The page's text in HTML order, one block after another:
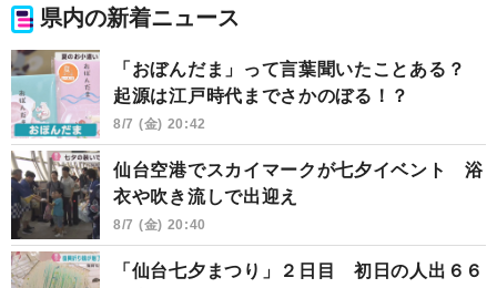
県内の新着ニュース
「おぼんだま」って言葉聞いたことある？
起源は江戸時代までさかのぼる！？
8/7 (金) 20:42
仙台空港でスカイマークが七夕イベント 浴
衣や吹き流しで出迎え
8/7 (金) 20:40
「仙台七夕まつり」２日目 初日の人出６６